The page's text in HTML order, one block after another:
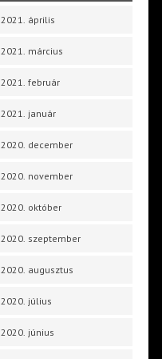
2021. április
2021. március
2021. február
2021. január
2020. december
2020. november
2020. október
2020. szeptember
2020. augusztus
2020. július
2020. június